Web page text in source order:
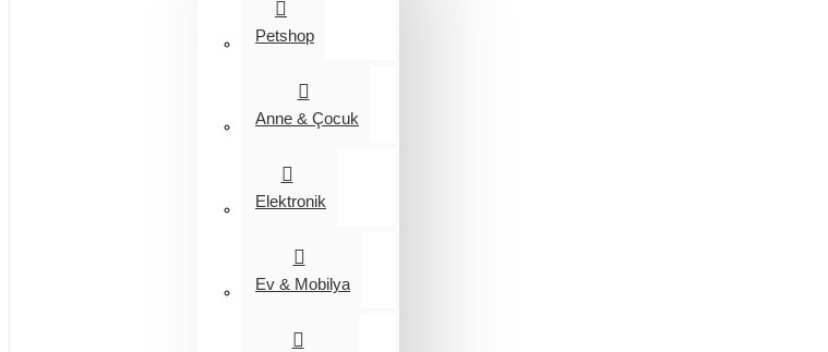
Petshop
Anne & Çocuk
Elektronik
Ev & Mobilya